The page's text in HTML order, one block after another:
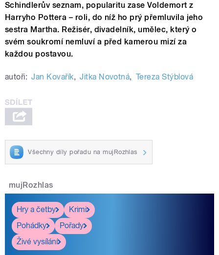
Schindlerův seznam, popularitu zase Voldemort z
Harryho Pottera – roli, do níž ho prý přemluvila jeho
sestra Martha. Režisér, divadelník, umělec, který o
svém soukromí nemluví a před kamerou mizí za
každou postavou.
autoři: Jan Kovařík, Jitka Novotná, Tereza Stýblová
Všechny díly pořadu na mujRozhlas
mujRozhlas
Hry a četby
Krimi
Pohádky
Pořady
Živé vysílání